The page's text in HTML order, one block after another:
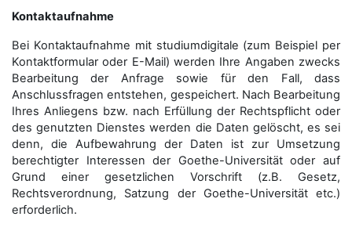
Kontaktaufnahme
Bei Kontaktaufnahme mit studiumdigitale (zum Beispiel per
Kontaktformular oder E-Mail) werden Ihre Angaben zwecks
Bearbeitung der Anfrage sowie für den Fall, dass
Anschluss­fragen entstehen, gespeichert. Nach Bearbeitung
Ihres Anliegens bzw. nach Erfüllung der Rechtspflicht oder
des genutzten Dienstes werden die Daten gelöscht, es sei
denn, die Aufbewahrung der Daten ist zur Umsetzung
berechtigter Interessen der Goethe-Universität oder auf
Grund einer gesetzlichen Vorschrift (z.B. Gesetz,
Rechtsverordnung, Satzung der Goethe-Universität etc.)
erforderlich.